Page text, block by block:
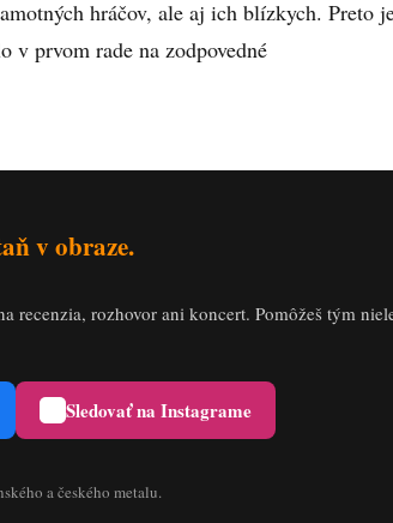
hráčov, ale aj ich blízkych. Preto
v prvom rade na zodpovedné
v obraze.
recenzia, rozhovor ani koncert. Pomôžeš tým
Sledovať na Instagrame
a českého metalu.